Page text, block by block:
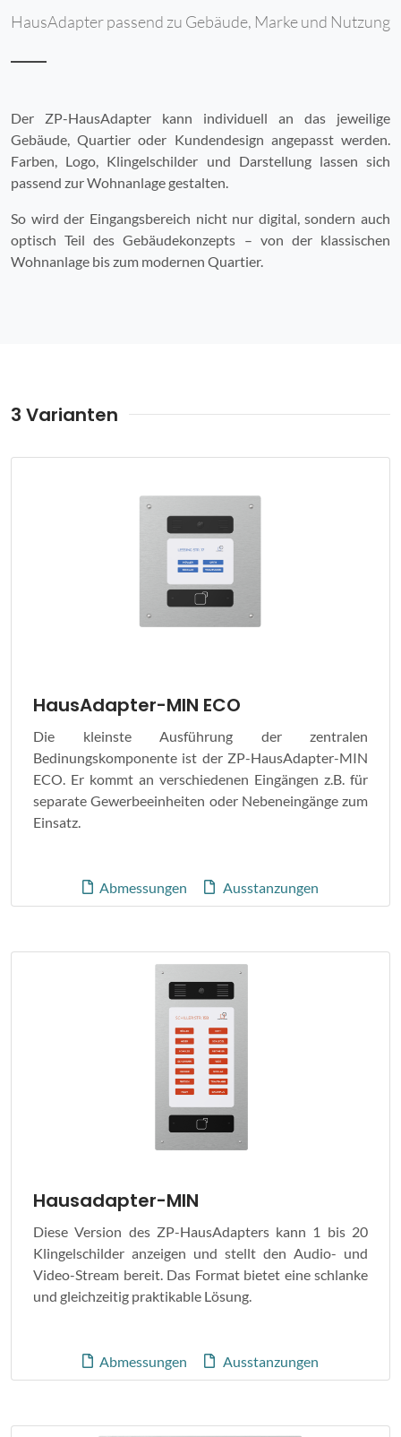
HausAdapter passend zu Gebäude, Marke und Nutzung
Der ZP-HausAdapter kann individuell an das jeweilige
Gebäude, Quartier oder Kundendesign angepasst werden.
Farben, Logo, Klingelschilder und Darstellung lassen sich
passend zur Wohnanlage gestalten.
So wird der Eingangsbereich nicht nur digital, sondern auch
optisch Teil des Gebäudekonzepts – von der klassischen
Wohnanlage bis zum modernen Quartier.
3 Varianten
HausAdapter-MIN ECO
Die kleinste Ausführung der zentralen
Bedinungskomponente ist der ZP-HausAdapter-MIN
ECO. Er kommt an verschiedenen Eingängen z.B. für
separate Gewerbeeinheiten oder Nebeneingänge zum
Einsatz.
Abmessungen Ausstanzungen
Hausadapter-MIN
Diese Version des ZP-HausAdapters kann 1 bis 20
Klingelschilder anzeigen und stellt den Audio- und
Video-Stream bereit. Das Format bietet eine schlanke
und gleichzeitig praktikable Lösung.
Abmessungen Ausstanzungen